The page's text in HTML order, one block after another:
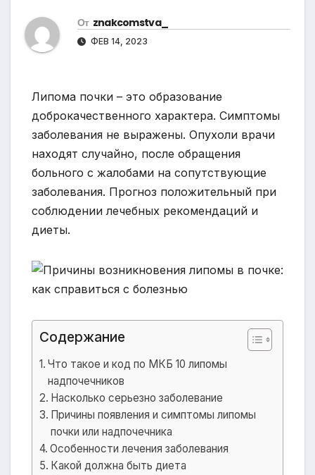
От znakcomstva_
ФЕВ 14, 2023
Липома почки – это образование
доброкачественного характера. Симптомы
заболевания не выражены. Опухоли врачи
находят случайно, после обращения
больного с жалобами на сопутствующие
заболевания. Прогноз положительный при
соблюдении лечебных рекомендаций и
диеты.
Содержание
Что такое и код по МКБ 10 липомы
надпочечников
Насколько серьезно заболевание
Причины появления и симптомы липомы
почки или надпочечника
Особенности лечения заболевания
Какой должна быть диета